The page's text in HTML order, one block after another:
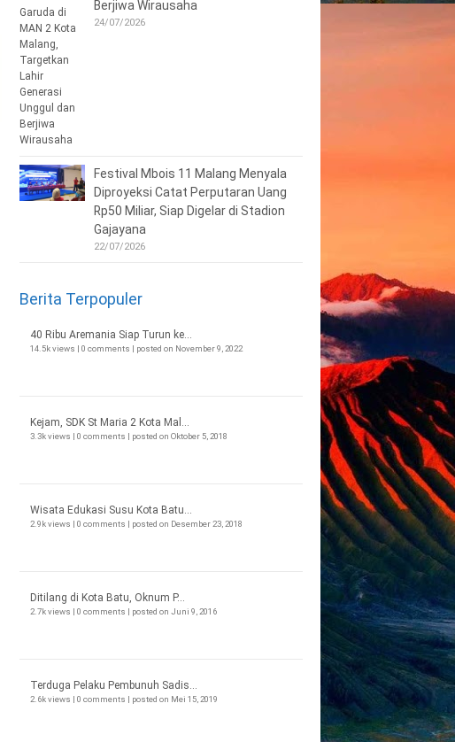
Berjiwa Wirausaha
24/07/2026
Festival Mbois 11 Malang Menyala
Diproyeksi Catat Perputaran Uang
Rp50 Miliar, Siap Digelar di Stadion
Gajayana
22/07/2026
Berita Terpopuler
40 Ribu Aremania Siap Turun ke...
14.5k views | 0 comments | posted on November 9, 2022
Kejam, SDK St Maria 2 Kota Mal...
3.3k views | 0 comments | posted on Oktober 5, 2018
Wisata Edukasi Susu Kota Batu...
2.9k views | 0 comments | posted on Desember 23, 2018
Ditilang di Kota Batu, Oknum P...
2.7k views | 0 comments | posted on Juni 9, 2016
Terduga Pelaku Pembunuh Sadis...
2.6k views | 0 comments | posted on Mei 15, 2019